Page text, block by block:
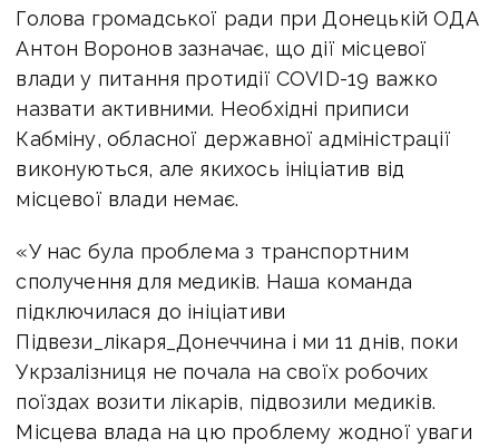
Голова громадської ради при Донецькій ОДА
Антон Воронов зазначає, що дії місцевої
влади у питання протидії COVID-19 важко
назвати активними. Необхідні приписи
Кабміну, обласної державної адміністрації
виконуються, але якихось ініціатив від
місцевої влади немає.
«У нас була проблема з транспортним
сполучення для медиків. Наша команда
підключилася до ініціативи
Підвези_лікаря_Донеччина і ми 11 днів, поки
Укрзалізниця не почала на своїх робочих
поїздах возити лікарів, підвозили медиків.
Місцева влада на цю проблему жодної уваги